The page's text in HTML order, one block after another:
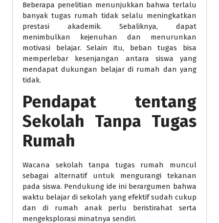
Beberapa penelitian menunjukkan bahwa terlalu
banyak tugas rumah tidak selalu meningkatkan
prestasi akademik. Sebaliknya, dapat
menimbulkan kejenuhan dan menurunkan
motivasi belajar. Selain itu, beban tugas bisa
memperlebar kesenjangan antara siswa yang
mendapat dukungan belajar di rumah dan yang
tidak.
Pendapat tentang
Sekolah Tanpa Tugas
Rumah
Wacana sekolah tanpa tugas rumah muncul
sebagai alternatif untuk mengurangi tekanan
pada siswa. Pendukung ide ini berargumen bahwa
waktu belajar di sekolah yang efektif sudah cukup
dan di rumah anak perlu beristirahat serta
mengeksplorasi minatnya sendiri.